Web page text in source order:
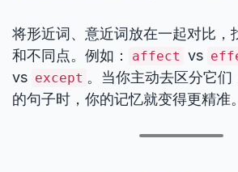
将形近词、意近词放在一起对比，
和不同点。例如：
affect vs
vs except 。当你主动去区分它们
的句子时，你的记忆就变得更精准。